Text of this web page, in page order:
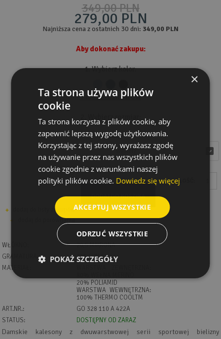
349,00 PLN
279,00 PLN
Najniższa cena z ostatnich 30 dni: 349,00 PLN
Aby dokonać zakupu:
1. Wybierz kolor:
Tabela rozmiarów
2. Wybierz rozmiar:
Rozmiar
wybierz
wybierz
ILOŚĆ:
dodaj do listy zakupów
dodaj do porównania
DODAJ DO KOSZYKA
WŁÓKNO:
20,5 MIKRONA
GRAMATURA:
205 G/M2
MATERIAŁ:
20% POLIAMID
WARSTWA WEWNĘTRZNA:
100% THERMO COOLTM
ART.NR.:
GO 328 110 A 422A
STATUS:
DOSTĘPNY OD ZARAZ
Damskie kalesony z dwuwarstwowej serii sportowej bielizny
×
Ta strona używa plików
cookie
Ta strona korzysta z plików cookie, aby
zapewnić lepszą wygodę użytkowania.
Korzystając z tej strony, wyrażasz zgodę
na używanie przez nas wszystkich plików
cookie zgodnie z warunkami naszej
polityki plików cookie. Dowiedz się więcej
AKCEPTUJ WSZYSTKIE
ODRZUĆ WSZYSTKIE
POKAŻ SZCZEGÓŁY